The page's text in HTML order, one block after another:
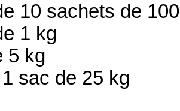
10 sachets de
1 kg
5 kg
sac de 25 kg